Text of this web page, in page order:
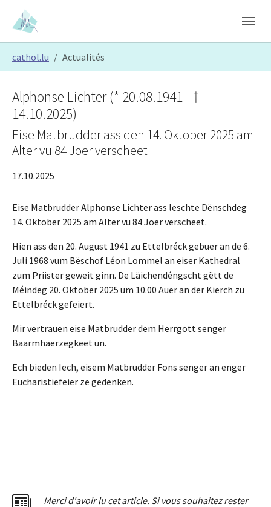
Skip to main content
Skip to page footer
cathol.lu Actualités
Alphonse Lichter (* 20.08.1941 - †
14.10.2025)
Eise Matbrudder ass den 14. Oktober 2025 am
Alter vu 84 Joer verscheet
17.10.2025
Eise Matbrudder Alphonse Lichter ass leschte Dënschdeg
14. Oktober 2025 am Alter vu 84 Joer verscheet.
Hien ass den 20. August 1941 zu Ettelbréck gebuer an de 6.
Juli 1968 vum Bëschof Léon Lommel an eiser Kathedral
zum Priister geweit ginn. De Läichendéngscht gëtt de
Méindeg 20. Oktober 2025 um 10.00 Auer an der Kierch zu
Ettelbréck gefeiert.
Mir vertrauen eise Matbrudder dem Herrgott senger
Baarmhäerzegkeet un.
Ech bieden Iech, eisem Matbrudder Fons senger an enger
Eucharistiefeier ze gedenken.
Merci d'avoir lu cet article. Si vous souhaitez rester